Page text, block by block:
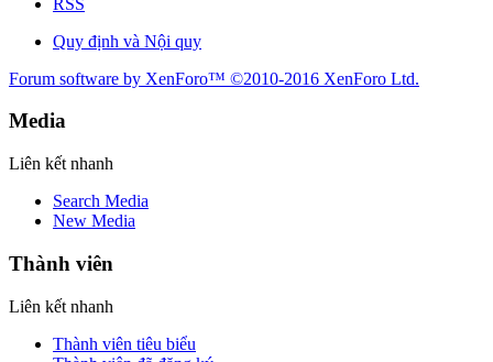
Quy định và Nội quy
Forum software by XenForo™ ©2010-2016 XenForo Ltd.
Media
Liên kết nhanh
Search Media
New Media
Thành viên
Liên kết nhanh
Thành viên tiêu biểu